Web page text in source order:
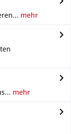
mehr
mehr